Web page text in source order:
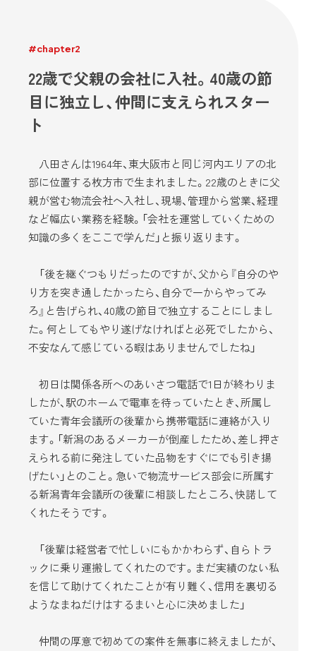
#chapter2
22歳で父親の会社に入社。40歳の節
目に独立し、仲間に支えられスター
ト
八田さんは1964年、東大阪市と同じ河内エリアの北
部に位置する枚方市で生まれました。22歳のときに父
親が営む物流会社へ入社し、現場、管理から営業、経理
など幅広い業務を経験。「会社を運営していくための
知識の多くをここで学んだ」と振り返ります。
「後を継ぐつもりだったのですが、父から『自分のや
り方を突き通したかったら、自分で一からやってみ
ろ』と告げられ、40歳の節目で独立することにしまし
た。何としてもやり遂げなければと必死でしたから、
不安なんて感じている暇はありませんでしたね」
初日は関係各所へのあいさつ電話で1日が終わりま
したが、駅のホームで電車を待っていたとき、所属し
ていた青年会議所の後輩から携帯電話に連絡が入り
ます。「新潟のあるメーカーが倒産したため、差し押さ
えられる前に発注していた品物をすぐにでも引き揚
げたい」とのこと。急いで物流サービス部会に所属す
る新潟青年会議所の後輩に相談したところ、快諾して
くれたそうです。
「後輩は経営者で忙しいにもかかわらず、自らトラ
ックに乗り運搬してくれたのです。まだ実績のない私
を信じて助けてくれたことが有り難く、信用を裏切る
ようなまねだけはするまいと心に決めました」
仲間の厚意で初めての案件を無事に終えましたが、